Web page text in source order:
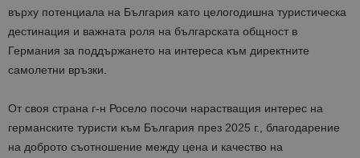
върху потенциала на България като целогодишна туристическа
дестинация и важната роля на българската общност в
Германия за поддържането на интереса към директните
самолетни връзки.
От своя страна г-н Росело посочи нарастващия интерес на
германските туристи към България през 2025 г., благодарение
на доброто съотношение между цена и качество на